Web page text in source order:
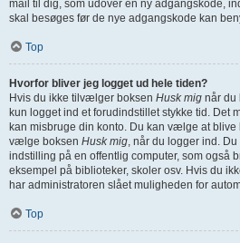
mail til dig, som udover en ny adgangskode,
skal besøges før de nye adgangskode kan
Top
Hvorfor bliver jeg logget ud hele tiden?
Hvis du ikke tilvælger boksen Husk mig når du
kun logget ind et forudindstillet stykke tid. Det
kan misbruge din konto. Du kan vælge at
vælge boksen Husk mig, når du logger ind.
indstilling på en offentlig computer, som også
eksempel på biblioteker, skoler osv. Hvis du
har administratoren slået muligheden for
Top